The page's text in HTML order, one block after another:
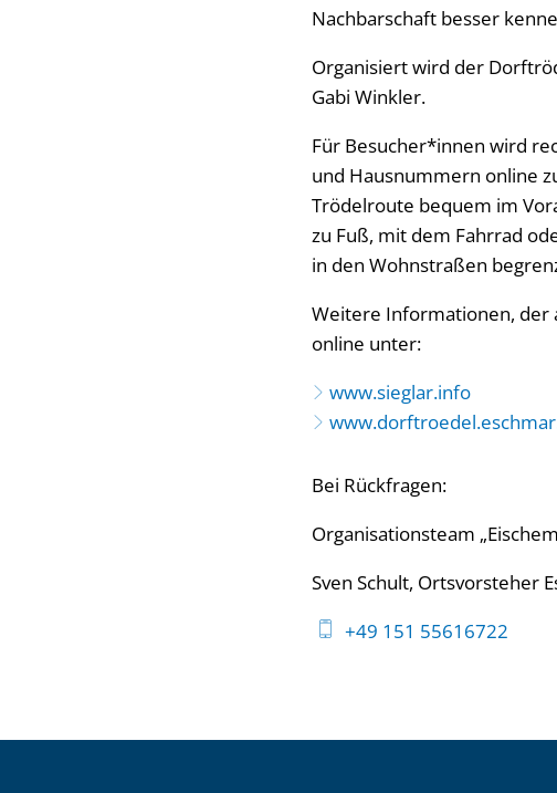
Nachbarschaft besser
Organisiert wird der
Gabi Winkler.
Für Besucher*innen wird
und Hausnummern online
Trödelroute bequem im
zu Fuß, mit dem Fahrrad
in den Wohnstraßen
Weitere Informationen, der
online unter:
www.sieglar.info
Bei Rückfragen:
Organisationsteam
Sven Schult, Ortsvorsteher
+49 151 55616722